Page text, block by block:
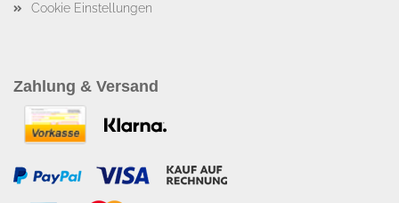
Cookie Einstellungen
Zahlung & Versand